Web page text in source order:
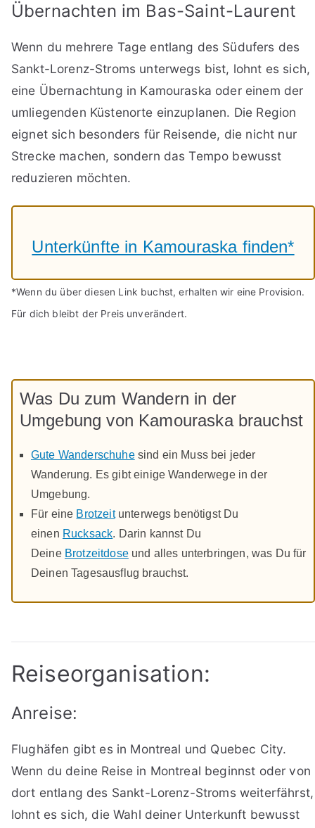
Übernachten im Bas-Saint-Laurent
Wenn du mehrere Tage entlang des Südufers des
Sankt-Lorenz-Stroms unterwegs bist, lohnt es sich,
eine Übernachtung in Kamouraska oder einem der
umliegenden Küstenorte einzuplanen. Die Region
eignet sich besonders für Reisende, die nicht nur
Strecke machen, sondern das Tempo bewusst
reduzieren möchten.
Unterkünfte in Kamouraska finden*
*Wenn du über diesen Link buchst, erhalten wir eine Provision.
Für dich bleibt der Preis unverändert.
Was Du zum Wandern in der
Umgebung von Kamouraska brauchst
Gute Wanderschuhesind ein Muss bei jeder
Wanderung. Es gibt einige Wanderwege in der
Umgebung.
Für eine Brotzeitunterwegs benötigst Du
einen Rucksack. Darin kannst Du
Deine Brotzeitdoseund alles unterbringen, was Du für
Deinen Tagesausflug brauchst.
Reiseorganisation:
Anreise:
Flughäfen gibt es in Montreal und Quebec City.
Wenn du deine Reise in Montreal beginnst oder von
dort entlang des Sankt-Lorenz-Stroms weiterfährst,
lohnt es sich, die Wahl deiner Unterkunft bewusst